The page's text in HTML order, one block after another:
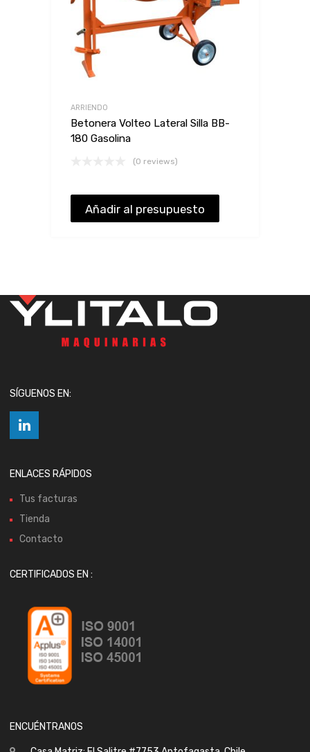
ARRIENDO
Betonera Volteo Lateral Silla BB-
180 Gasolina
(0 reviews)
Añadir al presupuesto
SÍGUENOS EN:
ENLACES RÁPIDOS
Tus facturas
Tienda
Contacto
CERTIFICADOS EN :
ENCUÉNTRANOS